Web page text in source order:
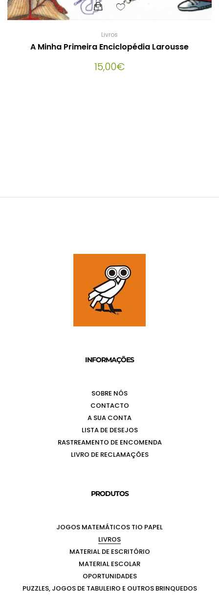
Livros
A Minha Primeira Enciclopédia Larousse
15,00€
INFORMAÇÕES
SOBRE NÓS
CONTACTO
A SUA CONTA
LISTA DE DESEJOS
RASTREAMENTO DE ENCOMENDA
LIVRO DE RECLAMAÇÕES
PRODUTOS
JOGOS MATEMÁTICOS TIO PAPEL
LIVROS
MATERIAL DE ESCRITÓRIO
MATERIAL ESCOLAR
OPORTUNIDADES
PUZZLES, JOGOS DE TABULEIRO E OUTROS BRINQUEDOS